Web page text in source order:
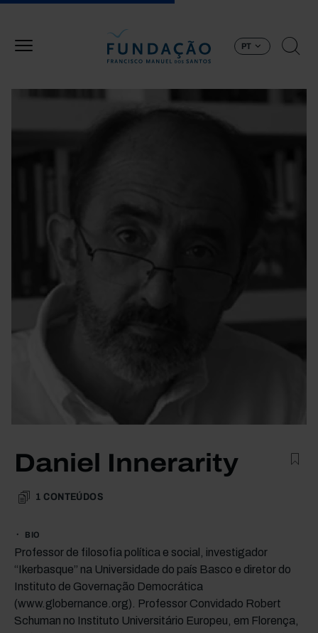
PT
Daniel Innerarity
1 CONTEÚDOS
BIO
Professor de filosofia política e social, investigador
“Ikerbasque” na Universidade do país Basco e diretor do
Instituto de Governação Democrática
(www.globernance.org). Professor Convidado Robert
Schuman no Instituto Universitário Europeu, em Florença,